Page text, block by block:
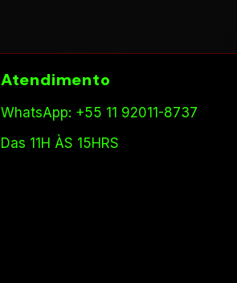
Atendimento
WhatsApp: +55 11 92011-8737
Das 11H ÀS 15HRS